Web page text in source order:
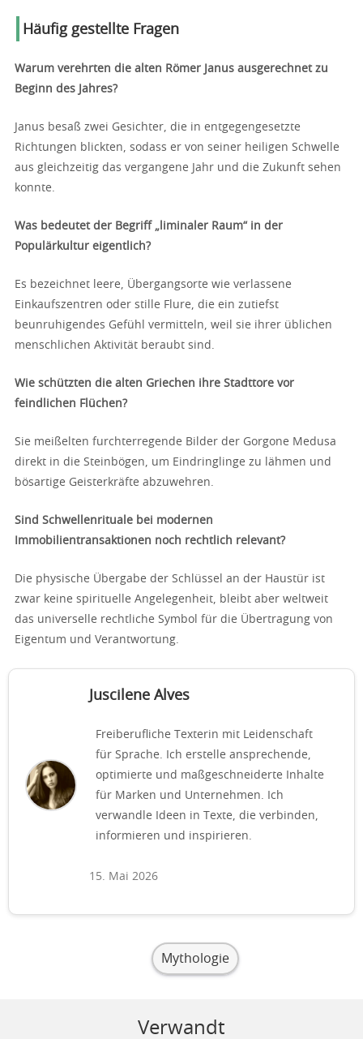
Häufig gestellte Fragen
Warum verehrten die alten Römer Janus ausgerechnet zu
Beginn des Jahres?
Janus besaß zwei Gesichter, die in entgegengesetzte
Richtungen blickten, sodass er von seiner heiligen Schwelle
aus gleichzeitig das vergangene Jahr und die Zukunft sehen
konnte.
Was bedeutet der Begriff „liminaler Raum“ in der
Populärkultur eigentlich?
Es bezeichnet leere, Übergangsorte wie verlassene
Einkaufszentren oder stille Flure, die ein zutiefst
beunruhigendes Gefühl vermitteln, weil sie ihrer üblichen
menschlichen Aktivität beraubt sind.
Wie schützten die alten Griechen ihre Stadttore vor
feindlichen Flüchen?
Sie meißelten furchterregende Bilder der Gorgone Medusa
direkt in die Steinbögen, um Eindringlinge zu lähmen und
bösartige Geisterkräfte abzuwehren.
Sind Schwellenrituale bei modernen
Immobilientransaktionen noch rechtlich relevant?
Die physische Übergabe der Schlüssel an der Haustür ist
zwar keine spirituelle Angelegenheit, bleibt aber weltweit
das universelle rechtliche Symbol für die Übertragung von
Eigentum und Verantwortung.
Juscilene Alves
Freiberufliche Texterin mit Leidenschaft
für Sprache. Ich erstelle ansprechende,
optimierte und maßgeschneiderte Inhalte
für Marken und Unternehmen. Ich
verwandle Ideen in Texte, die verbinden,
informieren und inspirieren.
15. Mai 2026
Mythologie
Verwandt